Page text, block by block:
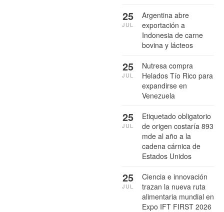
Argentina abre
exportación a
Indonesia de carne
bovina y lácteos
25
JUL
Nutresa compra
Helados Tío Rico para
expandirse en
Venezuela
25
JUL
Etiquetado obligatorio
de origen costaría 893
mde al año a la
cadena cárnica de
Estados Unidos
25
JUL
Ciencia e innovación
trazan la nueva ruta
alimentaria mundial en
Expo IFT FIRST 2026
25
JUL